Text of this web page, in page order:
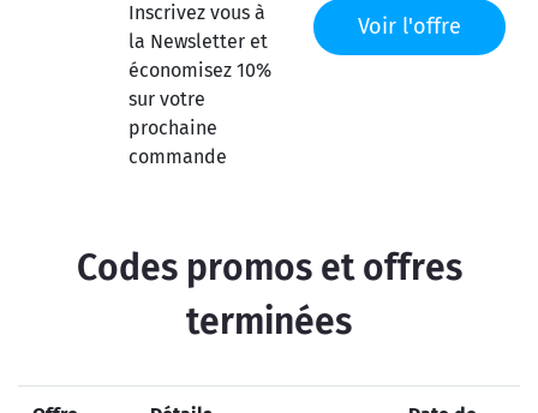
Inscrivez vous à
la Newsletter et
économisez 10%
sur votre
prochaine
commande
Voir l'offre
Codes promos et offres
terminées